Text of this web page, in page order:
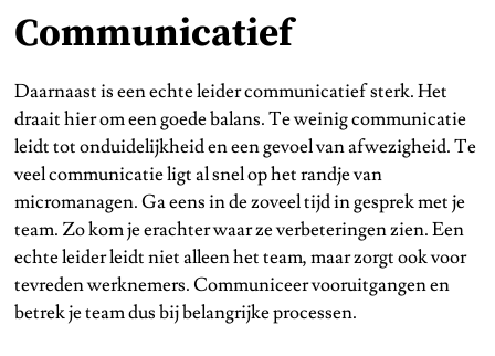
Communicatief
Daarnaast is een echte leider communicatief sterk. Het
draait hier om een goede balans. Te weinig communicatie
leidt tot onduidelijkheid en een gevoel van afwezigheid. Te
veel communicatie ligt al snel op het randje van
micromanagen. Ga eens in de zoveel tijd in gesprek met je
team. Zo kom je erachter waar ze verbeteringen zien. Een
echte leider leidt niet alleen het team, maar zorgt ook voor
tevreden werknemers. Communiceer vooruitgangen en
betrek je team dus bij belangrijke processen.